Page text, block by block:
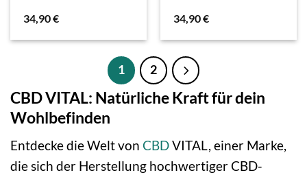
34,90€
34,90€
1 2
CBD VITAL: Natürliche Kraft für dein
Wohlbefinden
Entdecke die Welt von CBDVITAL, einer Marke,
die sich der Herstellung hochwertiger CBD-